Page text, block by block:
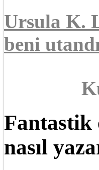
Ursula K.
beni
Fantastik
nasıl